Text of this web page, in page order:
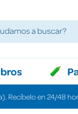
Recíbelo en 24/48